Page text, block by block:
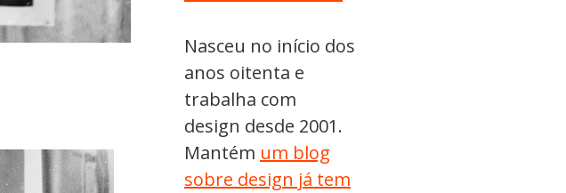
Nasceu no início dos
anos oitenta e
trabalha com
design desde 2001.
Mantém um blog
sobre design já tem